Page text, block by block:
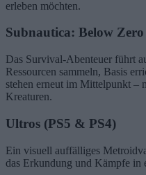
erleben möchten.
Subnautica: Below Zero
Das Survival-Abenteuer führt
Ressourcen sammeln, Basis
stehen erneut im Mittelpunkt –
Kreaturen.
Ultros (PS5 & PS4)
Ein visuell auffälliges
das Erkundung und Kämpfe in